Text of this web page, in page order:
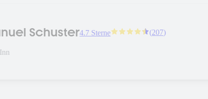
Schuster4.7 Sterne (207)